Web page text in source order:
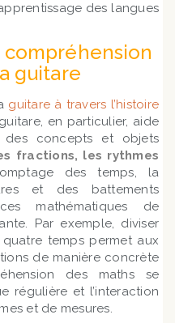
des langues
guitare
guitare à travers l’histoire
en particulier, aide
des concepts et objets
fractions, les rythmes
des temps, la
et des battements
mathématiques de
Par exemple, diviser
temps permet aux
de manière concrète
des maths se
régulière et l’interaction
et de mesures.